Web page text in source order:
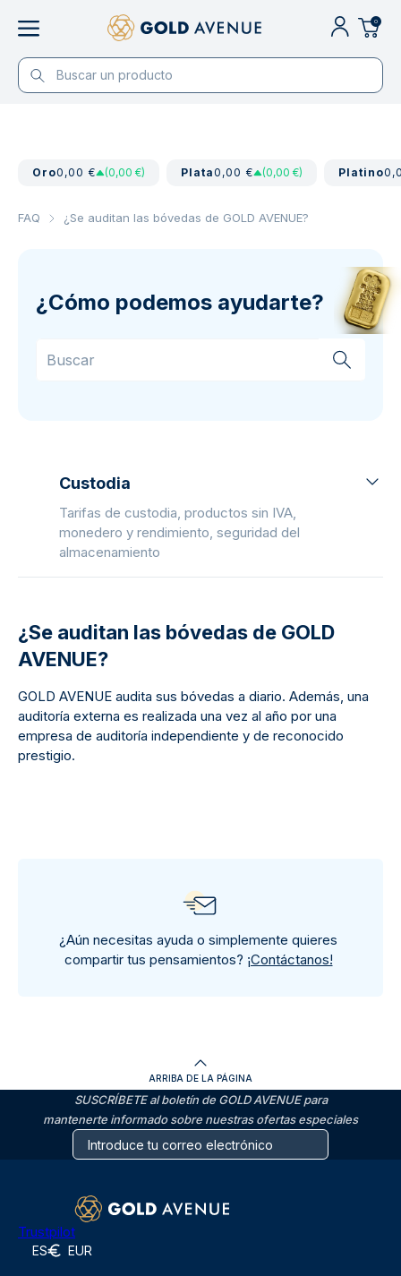
0
Oro0,00 € (0,00 €) Plata0,00 € (0,00 €) Platino
FAQ ¿Se auditan las bóvedas de GOLD AVENUE?
¿Cómo podemos ayudarte?
Custodia
Tarifas de custodia, productos sin IVA,
monedero y rendimiento, seguridad del
almacenamiento
¿Se auditan las bóvedas de GOLD
AVENUE?
GOLD AVENUE audita sus bóvedas a diario. Además, una
auditoría externa es realizada una vez al año por una
empresa de auditoría independiente y de reconocido
prestigio.
¿Aún necesitas ayuda o simplemente quieres
compartir tus pensamientos? ¡Contáctanos!
ARRIBA DE LA PÁGINA
SUSCRÍBETE al boletín de GOLD AVENUE para
mantenerte informado sobre nuestras ofertas especiales
Trustpilot
ES EUR